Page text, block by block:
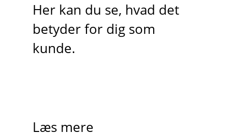
Her kan du se, hvad det
betyder for dig som
kunde.
Læs mere